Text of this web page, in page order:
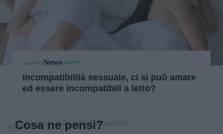
News
Incompatibilità sessuale, ci si può amare
ed essere incompatibili a letto?
Cosa ne pensi?